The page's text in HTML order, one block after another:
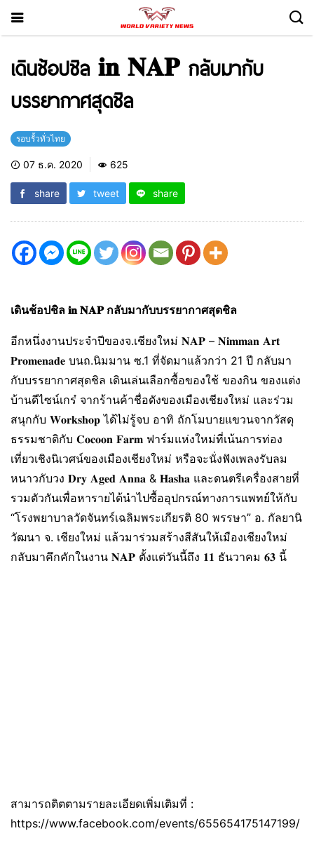
เดินช้อปชิล 𝐢𝐧 𝐍𝐀𝐏 กลับมากับ
บรรยากาศสุดชิล
รอบรั้วทั่วไทย
07 ธ.ค. 2020 625
share tweet share
เดินช้อปชิล 𝐢𝐧 𝐍𝐀𝐏 กลับมากับบรรยากาศสุดชิล
อีกหนึ่งงานประจำปีของจ.เชียงใหม่ 𝐍𝐀𝐏 – 𝐍𝐢𝐦𝐦𝐚𝐧 𝐀𝐫𝐭
𝐏𝐫𝐨𝐦𝐞𝐧𝐚𝐝𝐞 บนถ.นิมมาน ซ.1 ที่จัดมาแล้วกว่า 21 ปี กลับมา
กับบรรยากาศสุดชิล เดินเล่นเลือกซื้อของใช้ ของกิน ของแต่ง
บ้านดีไซน์เกร๋ จากร้านค้าชื่อดังของเมืองเชียงใหม่ และร่วม
สนุกกับ 𝐖𝐨𝐫𝐤𝐬𝐡𝐨𝐩 ได้ไม่รู้จบ อาทิ ถักโมบายแขวนจากวัสดุ
ธรรมชาติกับ 𝐂𝐨𝐜𝐨𝐨𝐧 𝐅𝐚𝐫𝐦 ฟาร์มแห่งใหม่ที่เน้นการท่อง
เที่ยวเชิงนิเวศน์ของเมืองเชียงใหม่ หรือจะนั่งฟังเพลงรับลม
หนาวกับวง 𝐃𝐫𝐲 𝐀𝐠𝐞𝐝 𝐀𝐧𝐧𝐚 & 𝐇𝐚𝐬𝐡𝐚 และดนตรีเครื่องสายที่
รวมตัวกันเพื่อหารายได้นำไปซื้ออุปกรณ์ทางการแพทย์ให้กับ
“โรงพยาบาลวัดจันทร์เฉลิมพระเกียรติ 80 พรรษา” อ. กัลยานิ
วัฒนา จ. เชียงใหม่ แล้วมาร่วมสร้างสีสันให้เมืองเชียงใหม่
กลับมาคึกคักในงาน 𝐍𝐀𝐏 ตั้งแต่วันนี้ถึง 𝟏𝟏 ธันวาคม 𝟔𝟑 นี้
สามารถติตตามรายละเอียดเพิ่มเติมที่ :
https://www.facebook.com/events/655654175147199/